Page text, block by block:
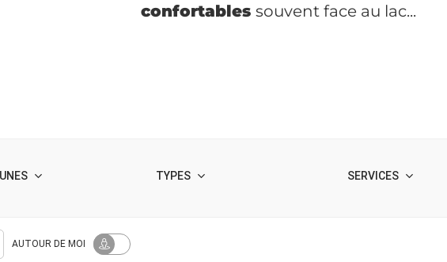
confortables souvent face au lac...
TYPES SERVICES
AUTOUR DE MOI